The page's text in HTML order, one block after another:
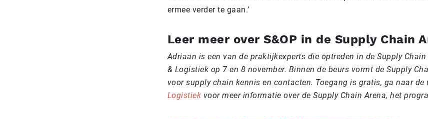
ermee verder te gaan.’
Leer meer over S&OP in de Supply Chain
Adriaan is een van de praktijkexperts die optreden in de Supply
& Logistiek op 7 en 8 november. Binnen de beurs vormt de Supply
voor supply chain kennis en contacten. Toegang is gratis, ga naar de
Logistiek voor meer informatie over de Supply Chain Arena, het